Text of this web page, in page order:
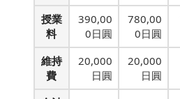
授業
料
390,00
0日圓
780,00
0日圓
維持
費
20,000
日圓
20,000
日圓